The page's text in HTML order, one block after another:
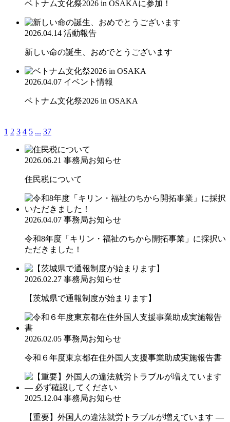
ベトナム文化祭2026 in OSAKAに参加！
2026.04.14 活動報告
新しい命の誕生、おめでとうございます
2026.04.07 イベント情報
ベトナム文化祭2026 in OSAKA
1 2 3 4 5 ... 37
2026.06.21 事務局お知らせ
住民税について
2026.04.07 事務局お知らせ
令和8年度「キリン・福祉のちから開拓事業」に採択い
ただきました！
2026.02.27 事務局お知らせ
【茨城県で通報制度が始まります】
2026.02.05 事務局お知らせ
令和６年度東京都在住外国人支援事業助成実施報告書
2025.12.04 事務局お知らせ
【重要】外国人の違法就労トラブルが増えています ―